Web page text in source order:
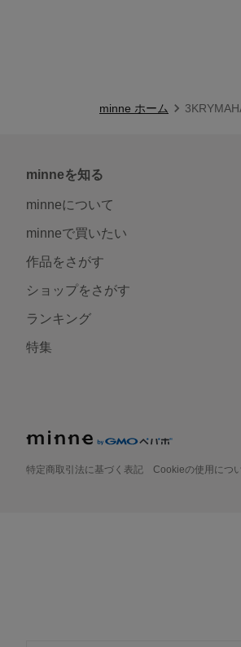
minne ホーム
minneを知る
minneについて
minneで買いたい
作品をさがす
ショップをさがす
ランキング
特集
特定商取引法に基づく表記 Cookieの使用につ